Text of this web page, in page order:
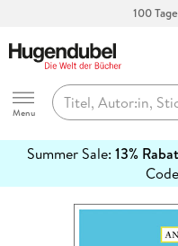
100
Hugendubel
Menu
Summer Sale: 13%
Code
erfahren